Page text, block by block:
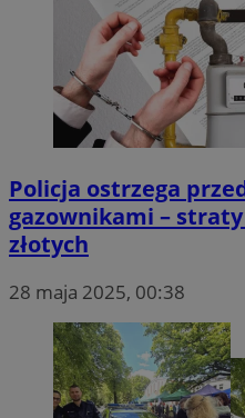
Policja ostrzega
gazownikami –
złotych
28 maja 2025, 00:38